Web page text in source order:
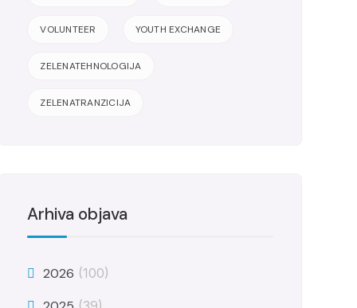
VOLUNTEER YOUTH EXCHANGE
ZELENATEHNOLOGIJA
ZELENATRANZICIJA
Arhiva objava
2026 (100)